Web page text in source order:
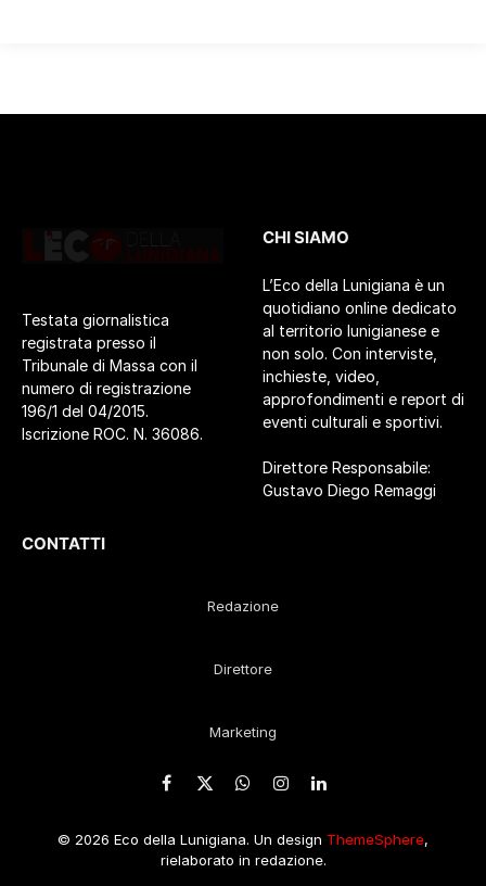
Testata giornalistica
registrata presso il
Tribunale di Massa con il
numero di registrazione
196/1 del 04/2015.
Iscrizione ROC. N. 36086.
CHI SIAMO
L’Eco della Lunigiana è un
quotidiano online dedicato
al territorio lunigianese e
non solo. Con interviste,
inchieste, video,
approfondimenti e report di
eventi culturali e sportivi.
Direttore Responsabile:
Gustavo Diego Remaggi
CONTATTI
Redazione
Direttore
Marketing
Facebook
X
WhatsApp
Instagram
LinkedIn
© 2026 Eco della Lunigiana. Un design ThemeSphere,
rielaborato in redazione.